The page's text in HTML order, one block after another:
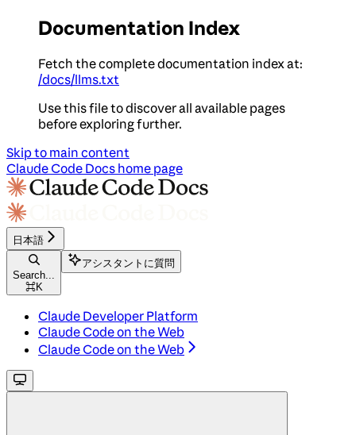
Documentation Index
Fetch the complete documentation index at:
/docs/llms.txt
Use this file to discover all available pages
before exploring further.
Skip to main content
Claude Code Docs home page
日本語
Search...
⌘K
アシスタントに質問
Claude Developer Platform
Claude Code on the Web
Claude Code on the Web